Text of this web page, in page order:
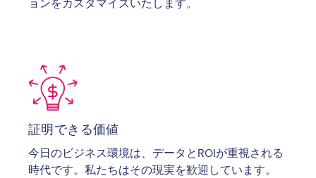
ョンをカスタマイズいたします。
Image
証明できる価値
今日のビジネス環境は、データとROIが重視される
時代です。私たちはその現実を歓迎しています。